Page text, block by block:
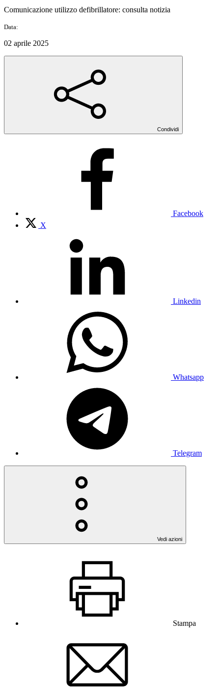
Comunicazione utilizzo defibrillatore: consulta notizia
Data:
02 aprile 2025
Condividi
Facebook
X
Linkedin
Whatsapp
Telegram
Vedi azioni
Stampa